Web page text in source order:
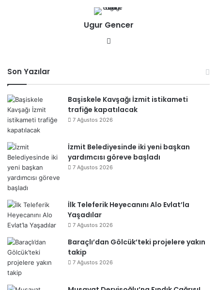
sit
esi
Ugur Gencer
Son Yazılar
Başiskele Kavşağı İzmit istikameti
trafiğe kapatılacak
7 Ağustos 2026
İzmit Belediyesinde iki yeni başkan
yardımcısı göreve başladı
7 Ağustos 2026
İlk Teleferik Heyecanını Alo Evlat’la
Yaşadılar
7 Ağustos 2026
Baraçlı’dan Gölcük’teki projelere yakın
takip
7 Ağustos 2026